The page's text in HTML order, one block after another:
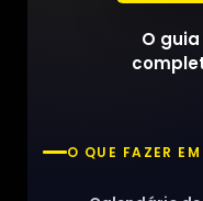
O
O QUE FAZER